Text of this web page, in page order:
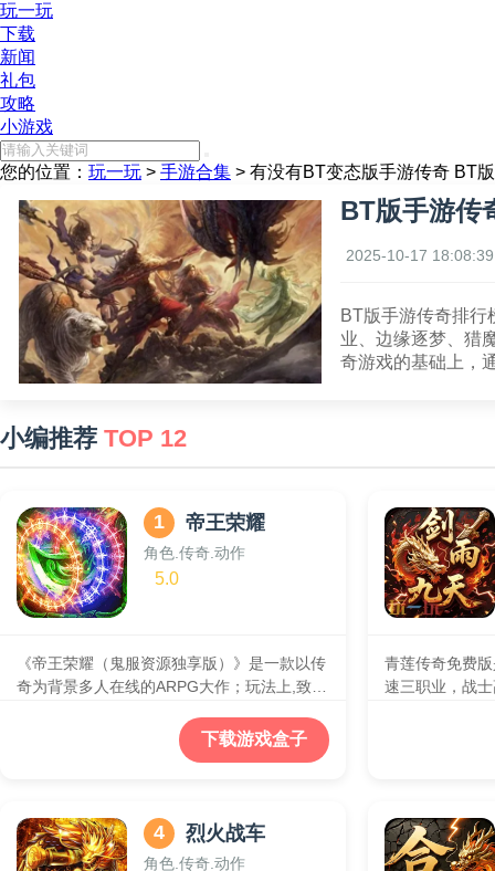
玩一玩
下载
新闻
礼包
攻略
小游戏
您的位置： 玩一玩 > 手游合集 > 有没有BT变态版手游传奇 BT
BT版手游传
2025-10-17 18:08:39
BT版手游传奇排行
业、边缘逐梦、猎
奇游戏的基础上，
小编推荐 TOP 12
1 帝王荣耀
角色.传奇.动作
5.0
《帝王荣耀（鬼服资源独享版）》是一款以传
奇为背景多人在线的ARPG大作；玩法上,致敬
新,以超变酷炫风格改编经典复古画质、实现
了精美的视觉画质,绚丽的动作技能特效,呈现
无敌连击神技、战宠助战,刀刀麻痹等众多新
颖特色玩法,力求为广大玩家带来经典激情的
下载游戏盒子
青莲传奇免费
速三职业，战
4 烈火战车
角色.传奇.动作